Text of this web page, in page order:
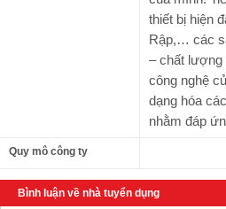
thiết bị hiện
Rập,… các
– chất lượng
công nghệ
dạng hóa
nhằm đáp
Quy mô công ty
Bình luận về nhà tuyển dụng